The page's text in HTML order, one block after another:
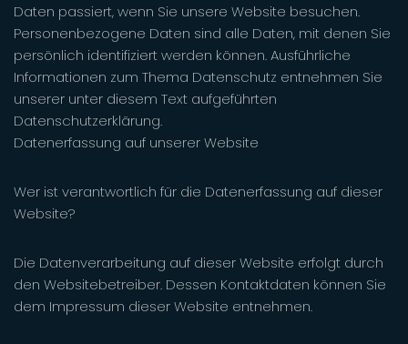
Daten passiert, wenn Sie unsere Website besuchen.
Personenbezogene Daten sind alle Daten, mit denen Sie
persönlich identifiziert werden können. Ausführliche
Informationen zum Thema Datenschutz entnehmen Sie
unserer unter diesem Text aufgeführten
Datenschutzerklärung.
Datenerfassung auf unserer Website
Wer ist verantwortlich für die Datenerfassung auf dieser
Website?
Die Datenverarbeitung auf dieser Website erfolgt durch
den Websitebetreiber. Dessen Kontaktdaten können Sie
dem Impressum dieser Website entnehmen.